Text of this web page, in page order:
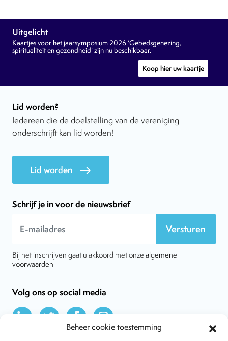
Beheer cookie toestemming
Uitgelicht
Kaartjes voor het jaarsymposium 2026 ‘Gebedsgenezing,
spiritualiteit en gezondheid’ zijn nu beschikbaar.
Koop hier uw kaartje
Lid worden?
Iedereen die de doelstelling van de vereniging
onderschrijft kan lid worden!
Lid worden east
Schrijf je in voor de nieuwsbrief
Versturen
Bij het inschrijven gaat u akkoord met onze algemene
voorwaarden
Volg ons op social media